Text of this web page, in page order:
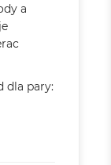
a
dla pary: